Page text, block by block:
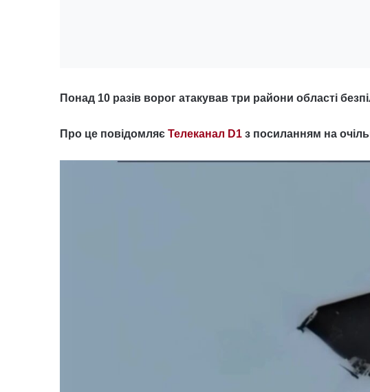
Понад 10 разів ворог атакував три райони області
Про це повідомляє Телеканал D1 з посиланням на